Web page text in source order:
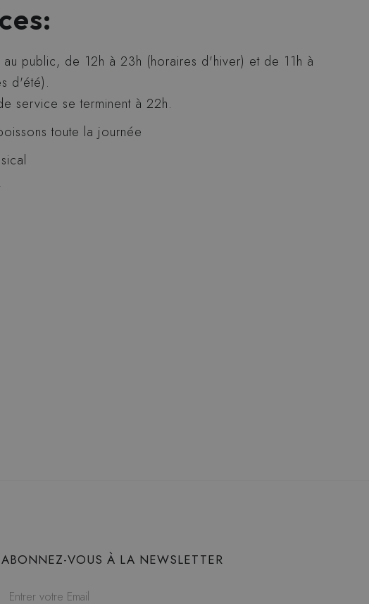
au public, de 12h à 23h (horaires d'hiver) et de 11h à
d'été).
service se terminent à 22h.
toute la journée
ABONNEZ-VOUS À LA NEWSLETTER